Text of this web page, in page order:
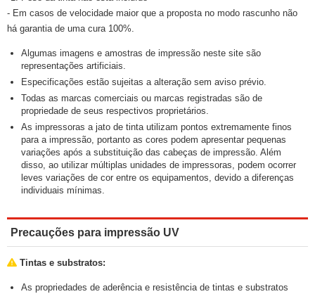
- Em casos de velocidade maior que a proposta no modo rascunho não
há garantia de uma cura 100%.
Algumas imagens e amostras de impressão neste site são
representações artificiais.
Especificações estão sujeitas a alteração sem aviso prévio.
Todas as marcas comerciais ou marcas registradas são de
propriedade de seus respectivos proprietários.
As impressoras a jato de tinta utilizam pontos extremamente finos
para a impressão, portanto as cores podem apresentar pequenas
variações após a substituição das cabeças de impressão. Além
disso, ao utilizar múltiplas unidades de impressoras, podem ocorrer
leves variações de cor entre os equipamentos, devido a diferenças
individuais mínimas.
Precauções para impressão UV
Tintas e substratos:
As propriedades de aderência e resistência de tintas e substratos